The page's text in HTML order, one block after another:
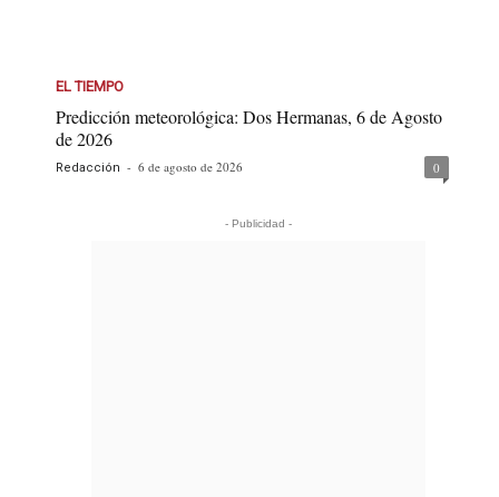
EL TIEMPO
Predicción meteorológica: Dos Hermanas, 6 de Agosto
de 2026
Redacción - 6 de agosto de 2026 0
- Publicidad -